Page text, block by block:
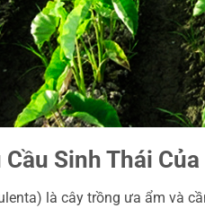
Sinh Thái
là cây trồng ưa ẩm và